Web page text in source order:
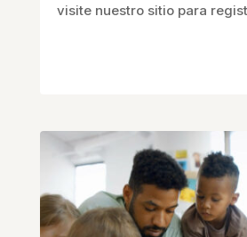
visite nuestro sitio para